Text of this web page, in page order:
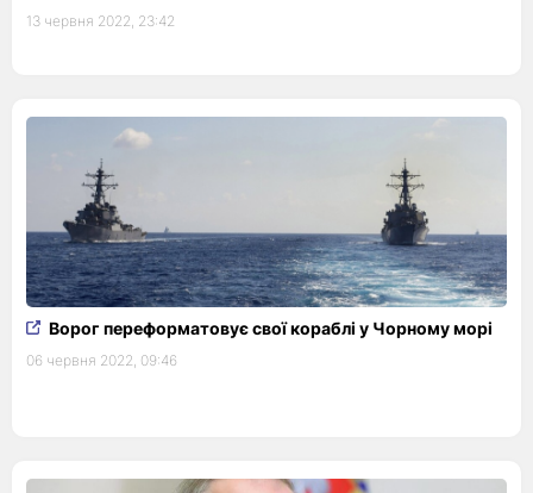
13 червня 2022, 23:42
Ворог переформатовує свої кораблі у Чорному морі
06 червня 2022, 09:46